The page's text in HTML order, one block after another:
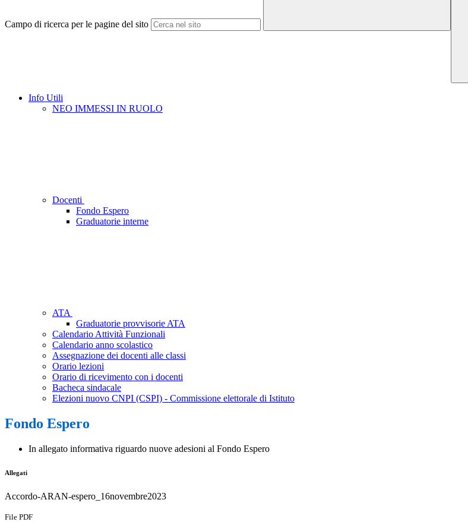
Campo di ricerca per le pagine del sito
Info Utili
NEO IMMESSI IN RUOLO
Docenti
Fondo Espero
Graduatorie interne
ATA
Graduatorie provvisorie ATA
Calendario Attività Funzionali
Calendario anno scolastico
Assegnazione dei docenti alle classi
Orario lezioni
Orario di ricevimento con i docenti
Bacheca sindacale
Elezioni nuovo CNPI (CSPI) - Commissione elettorale di Istituto
Fondo Espero
In allegato informativa riguardo nuove adesioni al Fondo Espero
Allegati
Accordo-ARAN-espero_16novembre2023
File PDF